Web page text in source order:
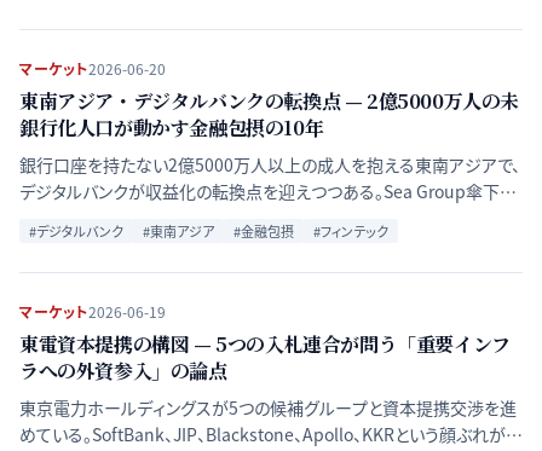
マーケット2026-06-20
東南アジア・デジタルバンクの転換点 — 2億5000万人の未
銀行化人口が動かす金融包摂の10年
銀行口座を持たない2億5000万人以上の成人を抱える東南アジアで、
デジタルバンクが収益化の転換点を迎えつつある。Sea Group傘下の
Monee（旧SeaMoney）、GrabのGXS Bank、インドネシアのBank Jago
などが黒字化に近づく一方、タイ・フィリピンが新たにデジタルバンクラ
イセンスの付与を進める。金融包摂の実現を巡る10年の軌跡と現在地
#デジタルバンク #東南アジア #金融包摂 #フィンテック
マーケット2026-06-19
東電資本提携の構図 — 5つの入札連合が問う「重要インフ
ラへの外資参入」の論点
東京電力ホールディングスが5つの候補グループと資本提携交渉を進
めている。SoftBank、JIP、Blackstone、Apollo、KKRという顔ぶれが示